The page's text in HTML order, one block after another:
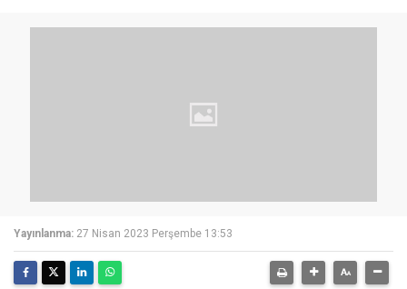
Yayınlanma: 27 Nisan 2023 Perşembe 13:53